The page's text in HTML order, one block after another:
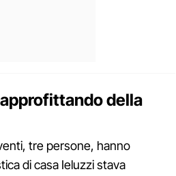
della
tre persone, hanno
di casa Ieluzzi stava